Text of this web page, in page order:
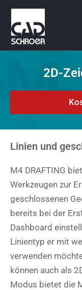
Zum
Inhalt
springen
2D-
Linien und
M4 DRAFTING
Werkzeugen zur
geschlossenen
bereits bei der
Dashboard
Linientyp er mit
verwenden
können auch als
Modus bietet die